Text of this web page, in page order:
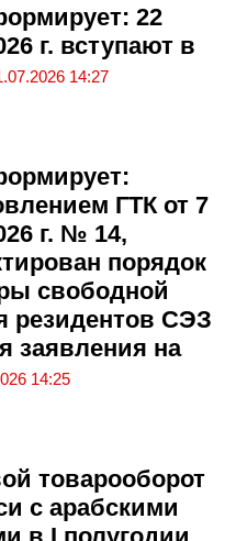
22
г. вступают в
14:27
ГТК от 7
г. № 14,
порядок
свободной
резидентов СЭЗ
заявления на
14:25
товарооборот
с арабскими